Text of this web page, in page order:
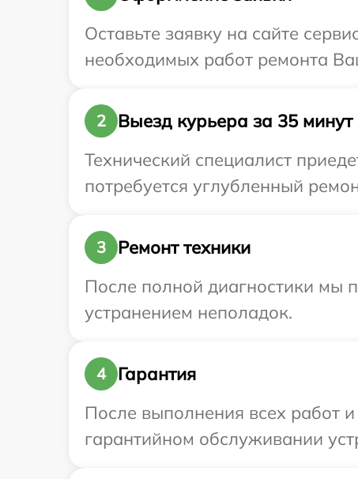
Оставьте заявку на сайте
необходимых работ ремонта
2
Выезд курьера за 35 минут
Технический специалист
потребуется углубленный
3
Ремонт техники
После полной диагностики мы
устранением неполадок.
4
Гарантия
После выполнения всех работ
гарантийном обслуживании